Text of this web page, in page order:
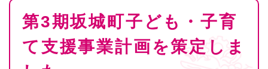
本
第3期坂城町子ども・子育
て支援事業計画を策定しま